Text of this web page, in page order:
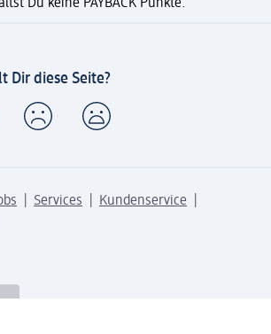
Du keine PAYBACK Punkte.
Dir diese Seite?
Services
Kundenservice